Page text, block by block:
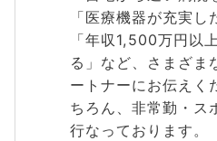
「医療機器が充実し
「年収1,500万円以
る」など、さまざま
ートナーにお伝えく
ちろん、非常勤・ス
行なっております。